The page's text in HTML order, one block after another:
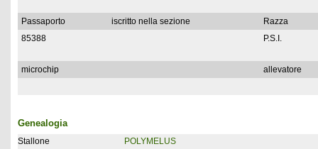
Passaporto iscritto nella sezione
Razza
85388
P.S.I.
microchip allevatore
Genealogia
Stallone
POLYMELUS